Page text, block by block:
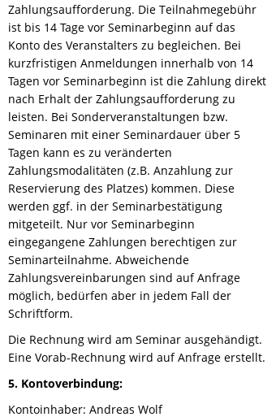
Zahlungsaufforderung. Die Teilnahmegebühr
ist bis 14 Tage vor Seminarbeginn auf das
Konto des Veranstalters zu begleichen. Bei
kurzfristigen Anmeldungen innerhalb von 14
Tagen vor Seminarbeginn ist die Zahlung direkt
nach Erhalt der Zahlungsaufforderung zu
leisten. Bei Sonderveranstaltungen bzw.
Seminaren mit einer Seminardauer über 5
Tagen kann es zu veränderten
Zahlungsmodalitäten (z.B. Anzahlung zur
Reservierung des Platzes) kommen. Diese
werden ggf. in der Seminarbestätigung
mitgeteilt. Nur vor Seminarbeginn
eingegangene Zahlungen berechtigen zur
Seminarteilnahme. Abweichende
Zahlungsvereinbarungen sind auf Anfrage
möglich, bedürfen aber in jedem Fall der
Schriftform.
Die Rechnung wird am Seminar ausgehändigt.
Eine Vorab-Rechnung wird auf Anfrage erstellt.
5. Kontoverbindung:
Kontoinhaber: Andreas Wolf